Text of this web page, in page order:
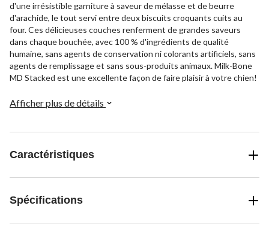
d'une irrésistible garniture à saveur de mélasse et de beurre
d'arachide, le tout servi entre deux biscuits croquants cuits au
four. Ces délicieuses couches renferment de grandes saveurs
dans chaque bouchée, avec 100 % d'ingrédients de qualité
humaine, sans agents de conservation ni colorants artificiels, sans
agents de remplissage et sans sous-produits animaux. Milk-Bone
MD Stacked est une excellente façon de faire plaisir à votre chien!
Afficher plus de détails
Caractéristiques
Spécifications